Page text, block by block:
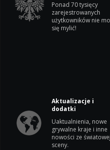
Ponad 70 tysięcy
zarejestrowanych
użytkowników nie
się mylić!
Aktualizacje i
dodatki
Uaktualnienia, nowe
grywalne kraje i inne
nowości ze światowej
sceny.